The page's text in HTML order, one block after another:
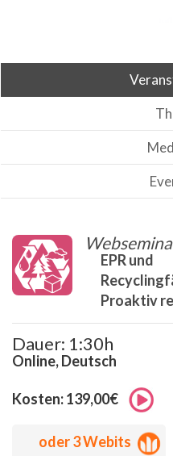
EPR und
Proaktiv
Dauer: 1:30h
Online, Deutsch
Kosten: 139,00€
oder3 Webits